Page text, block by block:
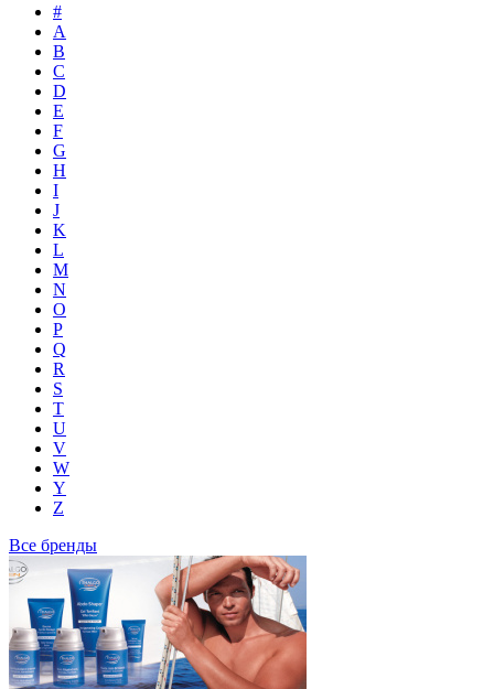
#
A
B
C
D
E
F
G
H
I
J
K
L
M
N
O
P
Q
R
S
T
U
V
W
Y
Z
Все бренды